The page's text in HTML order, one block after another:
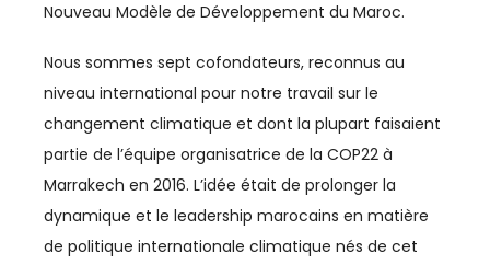
CAN 2025
CASABLANCA-SETTAT
CFCIM
CHIMIE
Nouveau Modèle de Développement du Maroc.
Nous sommes sept cofondateurs, reconnus au
niveau international pour notre travail sur le
changement climatique et dont la plupart faisaient
partie de l’équipe organisatrice de la COP22 à
Marrakech en 2016. L’idée était de prolonger la
dynamique et le leadership marocains en matière
de politique internationale climatique nés de cet